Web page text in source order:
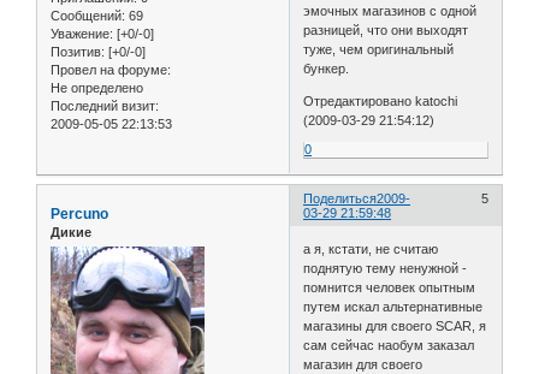
Сообщений: 69
Уважение: [+0/-0]
Позитив: [+0/-0]
Провел на форуме:
Не определено
Последний визит:
2009-05-05 22:13:53
эмочных магазинов с одной
разницей, что они выходят
туже, чем оригинальный
бункер.
Отредактировано katochi
(2009-03-29 21:54:12)
0
Поделиться 5
2009-
03-29 21:59:48
Percuno
Дикие
а я, кстати, не считаю
поднятую тему ненужной -
помнится человек опытным
путем искал альтернативные
магазины для своего SCAR, я
сам сейчас наобум заказал
магазин для своего